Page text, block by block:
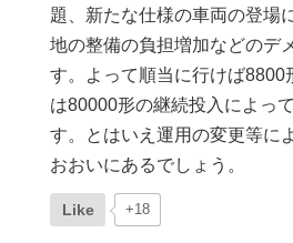
題、新たな仕様の車両の登場
地の整備の負担増加などのデ
す。よって順当に行けば8800
は80000形の継続投入によっ
す。とはいえ運用の変更等に
おおいにあるでしょう。
Like +18